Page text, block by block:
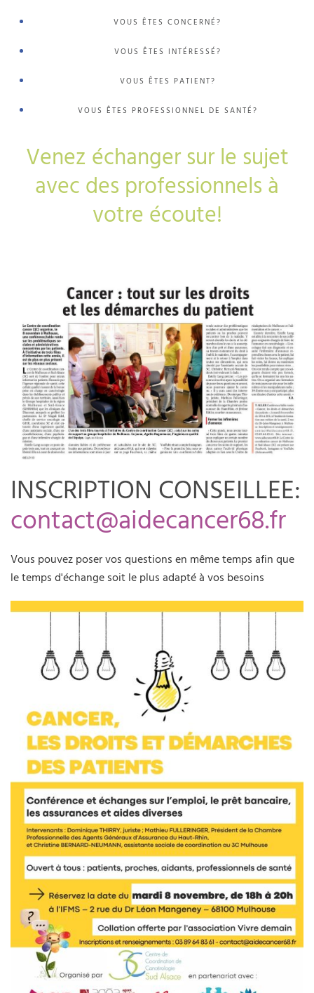
VOUS ÊTES CONCERNÉ?
VOUS ÊTES INTÉRESSÉ?
VOUS ÊTES PATIENT?
VOUS ÊTES PROFESSIONNEL DE SANTÉ?
Venez échanger sur le sujet
avec des professionnels à
votre écoute!
INSCRIPTION CONSEILLEE:
contact@aidecancer68.fr
Vous pouvez poser vos questions en même temps afin que
le temps d'échange soit le plus adapté à vos besoins